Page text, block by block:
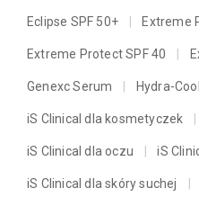
Eclipse SPF 50+ Extreme
Extreme Protect SPF 40
Genexc Serum Hydra-
iS Clinical dla kosmetyczek
iS Clinical dla oczu iS
iS Clinical dla skóry suchej